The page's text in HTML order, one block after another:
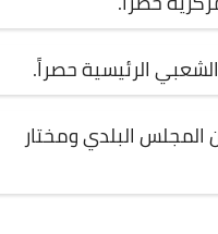
الرئيسية حصراً.
المجلس البلدي ومختار